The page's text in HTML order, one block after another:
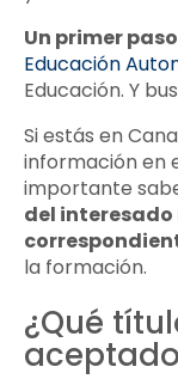
Un primer
Educación
Educación. Y
Si estás en
información en
importante
del
la formación.
¿Qué